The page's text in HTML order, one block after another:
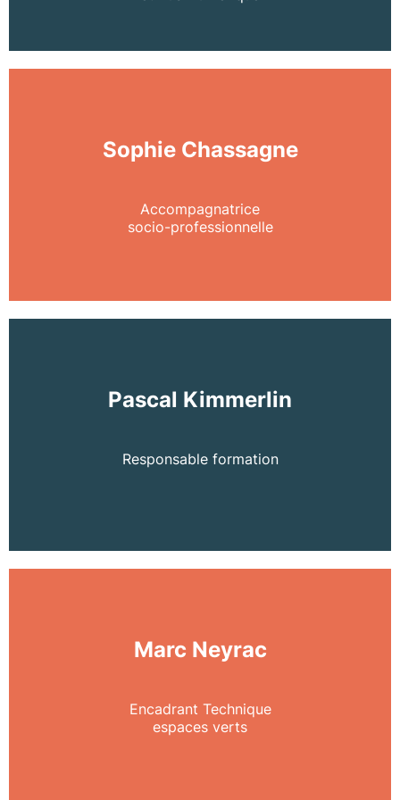
Sophie Chassagne
Accompagnatrice
socio-professionnelle
Pascal Kimmerlin
Responsable formation
Marc Neyrac
Encadrant Technique
espaces verts